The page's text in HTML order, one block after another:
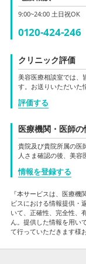
9:00~24:00 土日祝OK
0120-424-246
クリニック評価
美容医療相談室では、
す。お送りいただいた
評価する
医療機関・医師の
貴院及び貴院所属の医
人さま確認の後、美容
情報を登録する
『本サービスは、医療
ビスにおける情報提供・
いて、正確性、完全性、
ん。提供した情報を用い
て行っていただきます様